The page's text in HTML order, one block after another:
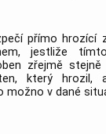
přímo hrozící
jestliže
zřejmě stejně
který hrozil,
možno v dané